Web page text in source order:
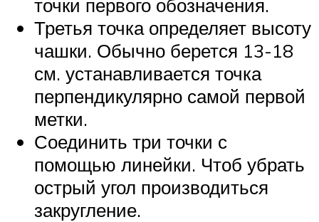
точки первого обозначения.
Третья точка определяет высоту
чашки. Обычно берется 13-18
см. устанавливается точка
перпендикулярно самой первой
метки.
Соединить три точки с
помощью линейки. Чтоб убрать
острый угол производиться
закругление.